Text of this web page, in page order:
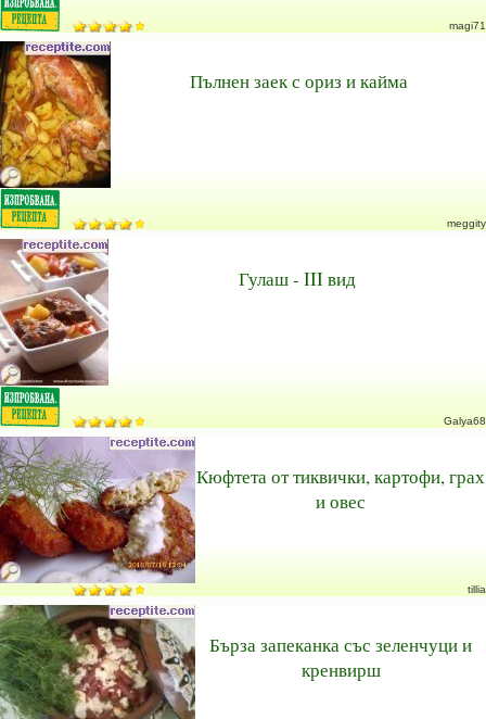
magi71
Пълнен заек с ориз и кайма
meggity
Гулаш - III вид
Galya68
Кюфтета от тиквички, картофи, грах
и овес
tillia
Бърза запеканка със зеленчуци и
кренвирш